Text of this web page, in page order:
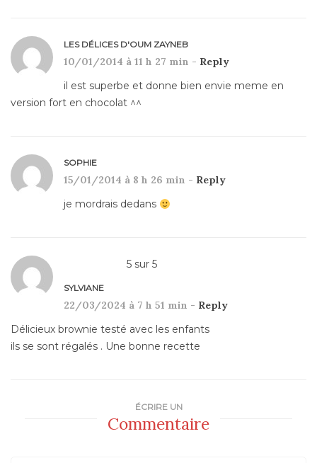
LES DÉLICES D'OUM ZAYNEB
10/01/2014 à 11 h 27 min - Reply
il est superbe et donne bien envie meme en
version fort en chocolat ^^
SOPHIE
15/01/2014 à 8 h 26 min - Reply
je mordrais dedans
5 sur 5
SYLVIANE
22/03/2024 à 7 h 51 min - Reply
Délicieux brownie testé avec les enfants
ils se sont régalés . Une bonne recette
ÉCRIRE UN
Commentaire